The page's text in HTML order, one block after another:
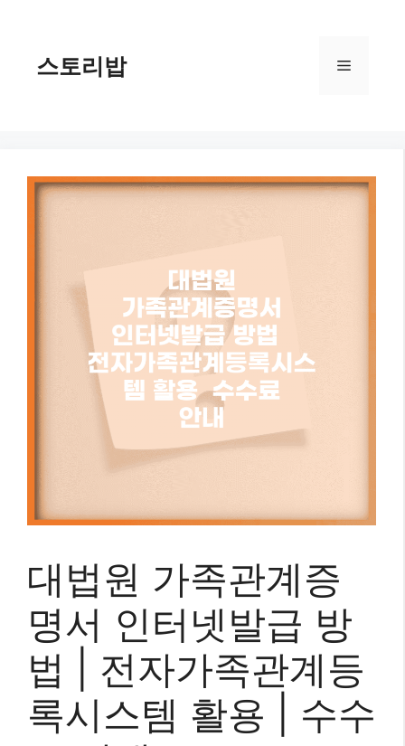
스토리밥 메
대법원 가족관계증
명서 인터넷발급 방
법 | 전자가족관계등
록시스템 활용 | 수수